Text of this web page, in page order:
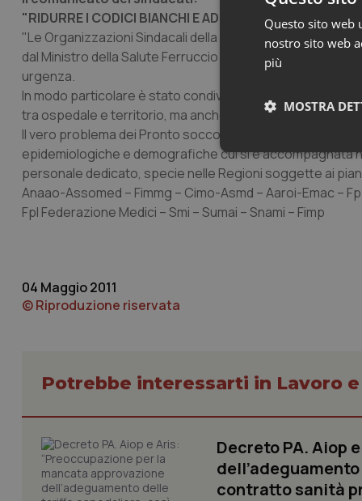
"RIDURRE I CODICI BIANCHI E ADEGUARE GLI
"Le Organizzazioni Sindacali della dirigenza medica e
dal Ministro della Salute Ferruccio Fazio nell’incontro
urgenza.
In modo particolare è stato condiviso l’obiettivo di
tra ospedale e territorio, ma anche la necessità di lavorare
Il vero problema dei Pronto soccorso oggi è l’eccesso di
epidemiologiche e demografiche cui si è accompagnata
personale dedicato, specie nelle Regioni soggette ai
Anaao-Assomed – Fimmg – Cimo-Asmd – Aaroi-Emac –
Fpl Federazione Medici – Smi – Sumai – Snami – Fimp
04 Maggio 2011
© Riproduzione riservata
Potrebbe interessarti in Lavoro
Decreto PA. Aiop
contratto sanità
Questo sito web
nostro sito web
più
MOSTRA
CookieScriptConsent